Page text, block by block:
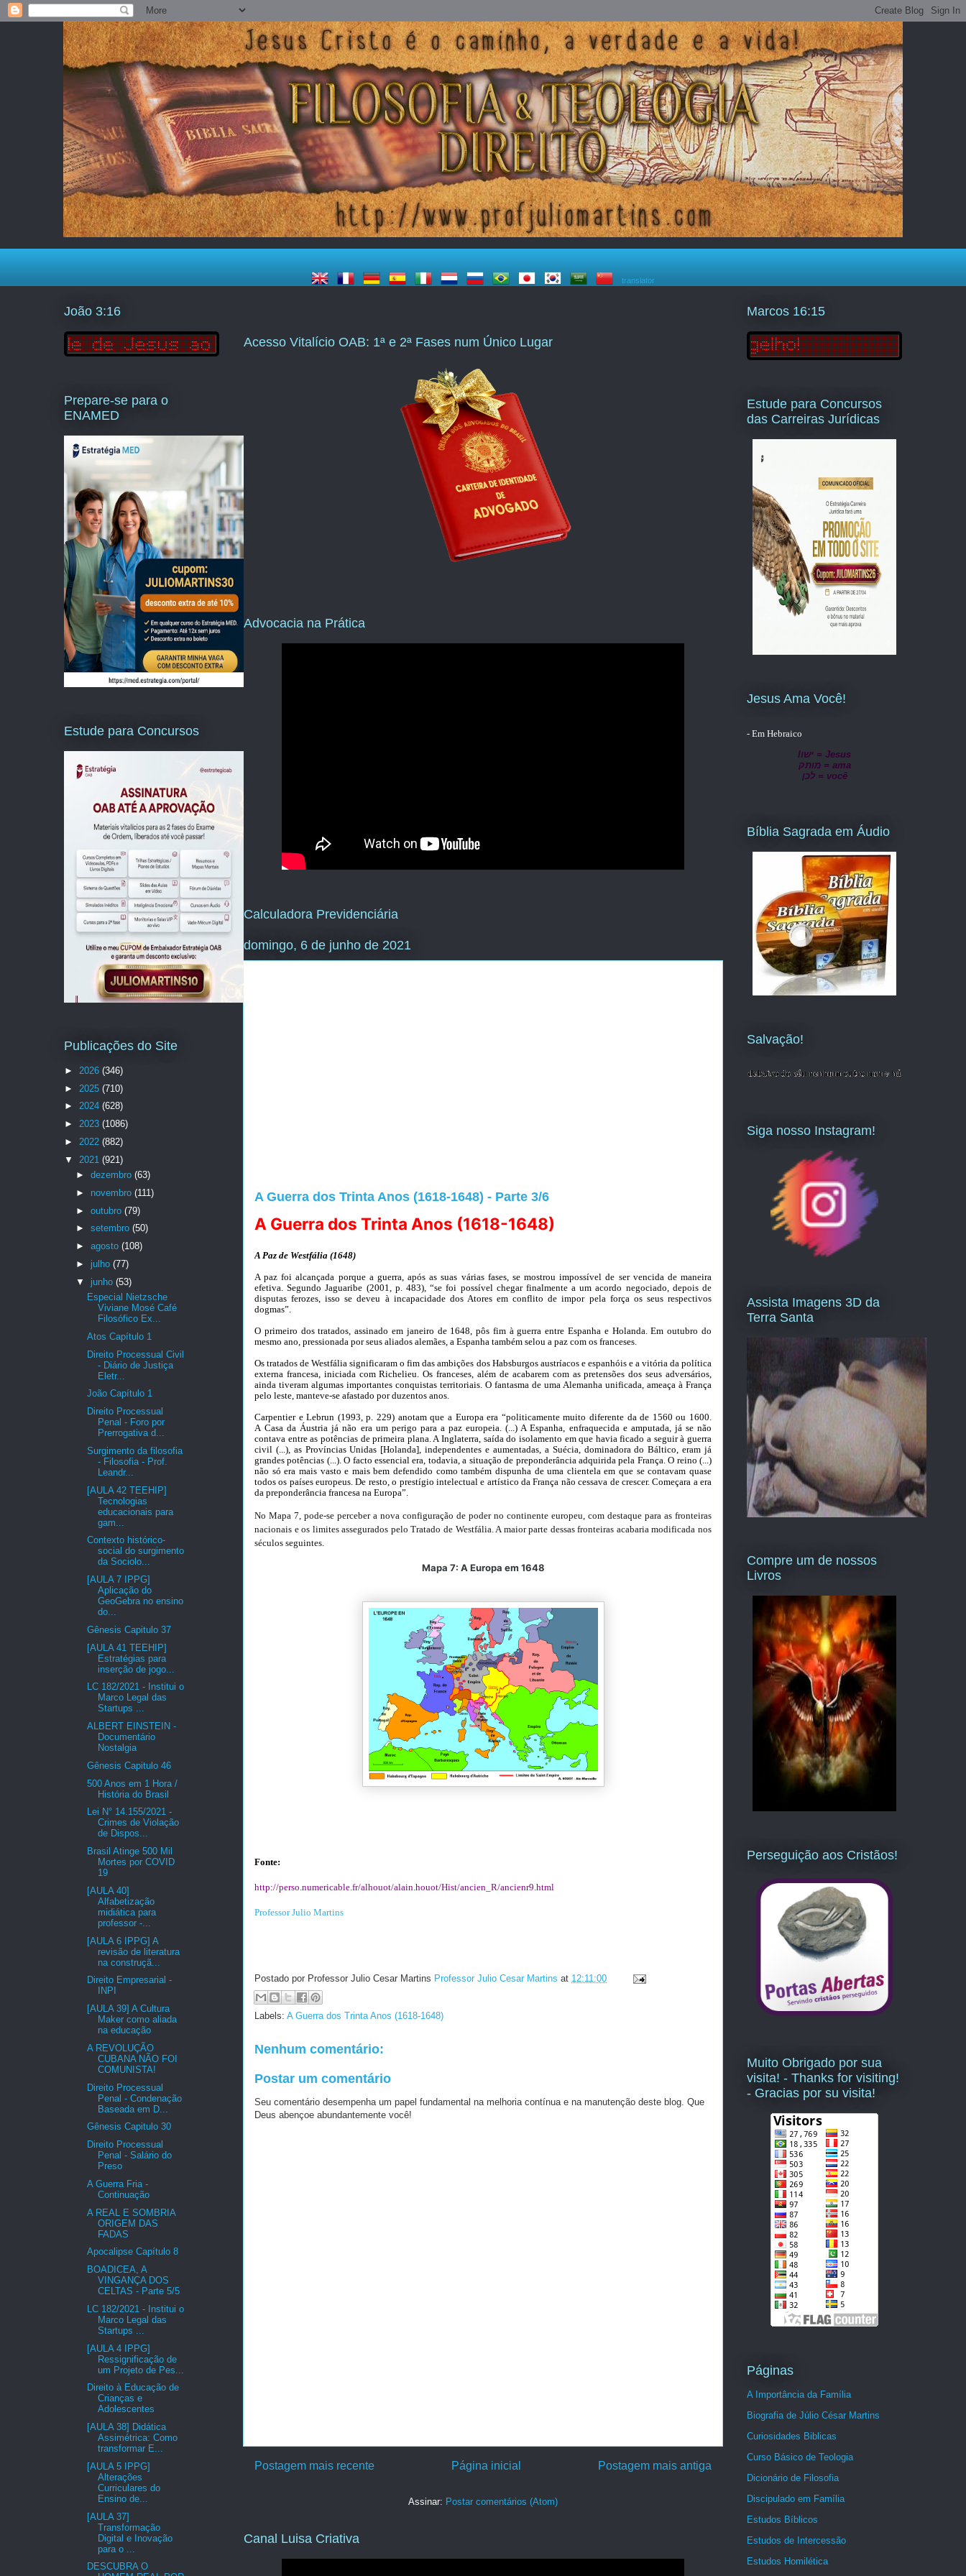
translator
Acesso Vitalício OAB: 1ª e 2ª Fases num Único Lugar
Advocacia na Prática
Calculadora Previdenciária
domingo, 6 de junho de 2021
A Guerra dos Trinta Anos (1618-1648) - Parte 3/6
A Guerra dos Trinta Anos (1618-1648)
A Paz de Westfália (1648)
A paz foi alcançada porque a guerra, após as suas várias fases, se mostrou impossível de ser vencida de maneira
efetiva. Segundo Jaguaribe (2001, p. 483), “se foi possível chegar finalmente a um acordo negociado, depois de
disputas ferozes, isso se deveu à incapacidade dos Atores em conflito de impor pela força os seus respectivos
dogmas”.
O primeiro dos tratados, assinado em janeiro de 1648, pôs fim à guerra entre Espanha e Holanda. Em outubro do
mesmo ano, pressionada por seus aliados alemães, a Espanha também selou a paz com os franceses.
Os tratados de Westfália significaram o fim das ambições dos Habsburgos austríacos e espanhóis e a vitória da política
externa francesa, iniciada com Richelieu. Os franceses, além de acabarem com as pretensões dos seus adversários,
ainda tiveram algumas importantes conquistas territoriais. O fantasma de uma Alemanha unificada, ameaça à França
pelo leste, manteve-se afastado por duzentos anos.
Carpentier e Lebrun (1993, p. 229) anotam que a Europa era “politicamente muito diferente da de 1560 ou 1600.
A Casa da Áustria já não era um perigo para a paz europeia. (...) A Espanha, enfraquecida e amputada, já se não
contava entre as potências de primeira plana. A Inglaterra, saída do isolamento em que havia ficado a seguir à guerra
civil (...), as Províncias Unidas [Holanda], independentes e aumentadas, a Suécia, dominadora do Báltico, eram já
grandes potências (...). O facto essencial era, todavia, a situação de preponderância adquirida pela França. O reino (...)
não só era mais vasto e mais bem defendido como também dispunha de uma clientela em que se contavam quase
todos os países europeus. De resto, o prestígio intelectual e artístico da França não cessava de crescer. Começara a era
da preponderância francesa na Europa”.
No Mapa 7, pode-se perceber a nova configuração de poder no continente europeu, com destaque para as fronteiras
nacionais e os limites assegurados pelo Tratado de Westfália. A maior parte dessas fronteiras acabaria modificada nos
séculos seguintes.
Mapa 7: A Europa em 1648
Fonte:
http://perso.numericable.fr/alhouot/alain.houot/Hist/ancien_R/ancienr9.html
Professor Julio Martins
Postado por Professor Julio Cesar Martins Professor Julio Cesar Martins at 12:11:00
Labels: A Guerra dos Trinta Anos (1618-1648)
Nenhum comentário:
Postar um comentário
Seu comentário desempenha um papel fundamental na melhoria contínua e na manutenção deste blog. Que
Deus abençoe abundantemente você!
Postagem mais recente Postagem mais antiga
Página inicial
Assinar: Postar comentários (Atom)
Canal Luisa Criativa
João 3:16
Prepare-se para o
ENAMED
Estude para Concursos
Publicações do Site
► 2026 (346)
► 2025 (710)
► 2024 (628)
► 2023 (1086)
► 2022 (882)
▼ 2021 (921)
► dezembro (63)
► novembro (111)
► outubro (79)
► setembro (50)
► agosto (108)
► julho (77)
▼ junho (53)
Especial Nietzsche
Viviane Mosé Café
Filosófico Ex...
Atos Capítulo 1
Direito Processual Civil
- Diário de Justiça
Eletr...
João Capítulo 1
Direito Processual
Penal - Foro por
Prerrogativa d...
Surgimento da filosofia
- Filosofia - Prof.
Leandr...
[AULA 42 TEEHIP]
Tecnologias
educacionais para
gam...
Contexto histórico-
social do surgimento
da Sociolo...
[AULA 7 IPPG]
Aplicação do
GeoGebra no ensino
do...
Gênesis Capitulo 37
[AULA 41 TEEHIP]
Estratégias para
inserção de jogo...
LC 182/2021 - Institui o
Marco Legal das
Startups ...
ALBERT EINSTEIN -
Documentário
Nostalgia
Gênesis Capitulo 46
500 Anos em 1 Hora /
História do Brasil
Lei N° 14.155/2021 -
Crimes de Violação
de Dispos...
Brasil Atinge 500 Mil
Mortes por COVID
19
[AULA 40]
Alfabetização
midiática para
professor -...
[AULA 6 IPPG] A
revisão de literatura
na construçã...
Direito Empresarial -
INPI
[AULA 39] A Cultura
Maker como aliada
na educação
A REVOLUÇÃO
CUBANA NÃO FOI
COMUNISTA!
Direito Processual
Penal - Condenação
Baseada em D...
Gênesis Capitulo 30
Direito Processual
Penal - Salário do
Preso
A Guerra Fria -
Continuação
A REAL E SOMBRIA
ORIGEM DAS
FADAS
Apocalipse Capítulo 8
BOADICEA, A
VINGANÇA DOS
CELTAS - Parte 5/5
LC 182/2021 - Institui o
Marco Legal das
Startups ...
[AULA 4 IPPG]
Ressignificação de
um Projeto de Pes...
Direito à Educação de
Crianças e
Adolescentes
[AULA 38] Didática
Assimétrica: Como
transformar E...
[AULA 5 IPPG]
Alterações
Curriculares do
Ensino de...
[AULA 37]
Transformação
Digital e Inovação
para o ...
DESCUBRA O
Marcos 16:15
Estude para Concursos
das Carreiras Jurídicas
Jesus Ama Você!
- Em Hebraico
lישו = Jesus
מותק = ama
לכן = você
Bíblia Sagrada em Áudio
Salvação!
Siga nosso Instagram!
Assista Imagens 3D da
Terra Santa
Compre um de nossos
Livros
Perseguição aos Cristãos!
Muito Obrigado por sua
visita! - Thanks for visiting!
- Gracias por su visita!
Páginas
A Importância da Família
Biografia de Júlio César Martins
Curiosidades Biblicas
Curso Básico de Teologia
Dicionário de Filosofia
Discipulado em Família
Estudos Bíblicos
Estudos de Intercessão
Estudos Homilética